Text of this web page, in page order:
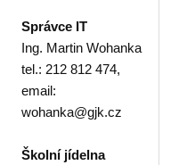
Správce IT
Ing. Martin Wohanka
tel.: 212 812 474,
email:
wohanka@gjk.cz
Školní jídelna